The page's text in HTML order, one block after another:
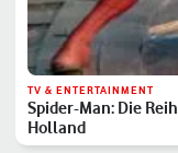
TV & ENTERTAINMENT
Spider-Man: Die
Holland